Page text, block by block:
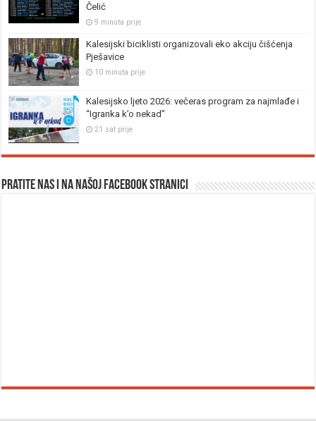
Čelić
9 minuta prije
Kalesijski biciklisti organizovali eko akciju čišćenja
Pješavice
10 minuta prije
Kalesijsko ljeto 2026: večeras program za najmlađe i
“Igranka k’o nekad”
21 sat prije
Pratite nas i na našoj facebook stranici